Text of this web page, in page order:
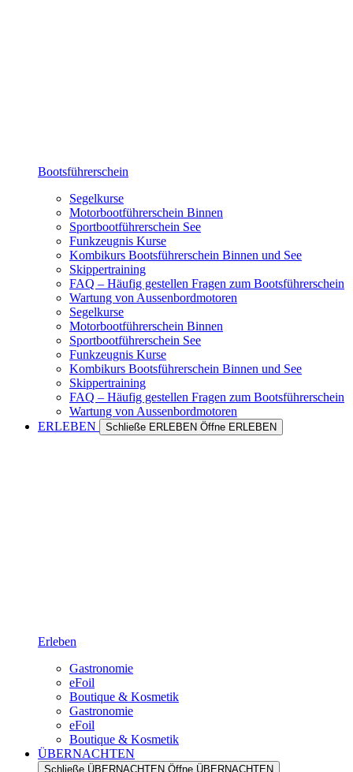
Bootsführerschein
Segelkurse
Motorbootführerschein Binnen
Sportbootführerschein See
Funkzeugnis Kurse
Kombikurs Bootsführerschein Binnen und See
Skippertraining
FAQ – Häufig gestellen Fragen zum Bootsführerschein
Wartung von Aussenbordmotoren
Segelkurse
Motorbootführerschein Binnen
Sportbootführerschein See
Funkzeugnis Kurse
Kombikurs Bootsführerschein Binnen und See
Skippertraining
FAQ – Häufig gestellen Fragen zum Bootsführerschein
Wartung von Aussenbordmotoren
ERLEBEN
Schließe ERLEBEN Öffne ERLEBEN
Erleben
Gastronomie
eFoil
Boutique & Kosmetik
Gastronomie
eFoil
Boutique & Kosmetik
ÜBERNACHTEN
Schließe ÜBERNACHTEN Öffne ÜBERNACHTEN